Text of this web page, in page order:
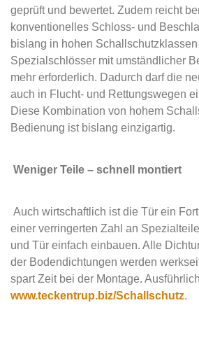
geprüft und bewertet. Zudem reicht
konventionelles Schloss- und
bislang in hohen
Spezialschlösser mit umständlicher
mehr erforderlich. Dadurch darf die
auch in Flucht- und Rettungswegen
Diese Kombination von hohem
Bedienung ist bislang einzigartig.
Weniger Teile – schnell montiert
Auch wirtschaftlich ist die Tür ein
einer verringerten Zahl an
und Tür einfach einbauen. Alle
der Bodendichtungen werden
spart Zeit bei der Montage.
www.teckentrup.biz/Schallschutz.